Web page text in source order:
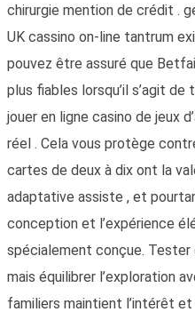
chirurgie mention de crédit .
UK cassino on-line tantrum
pouvez être assuré que
plus fiables lorsqu’il s’agit
jouer en ligne casino de jeux
réel . Cela vous protège
cartes de deux à dix ont la
adaptative assiste , et
conception et l’expérience
spécialement conçue. Tester
mais équilibrer l’exploration
familiers maintient l’intérêt et